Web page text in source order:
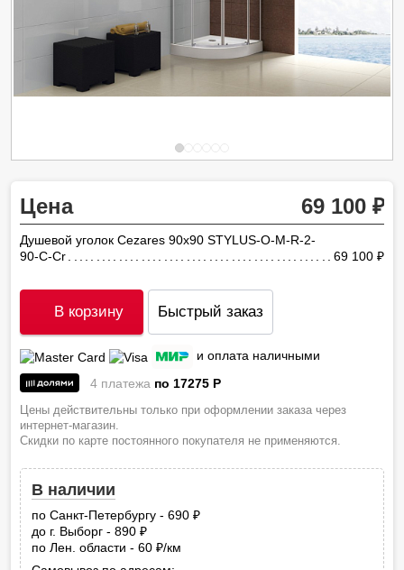
Цена 69 100
Душевой уголок Cezares 90х90 STYLUS-O-M-R-2-
90-C-Cr
69 100
В корзину Быстрый заказ
и оплата наличными
4 платежа по 17275 P
Цены действительны только при оформлении заказа через
интернет-магазин.
Скидки по карте постоянного покупателя не применяются.
В наличии
по Санкт-Петербургу - 690
до г. Выборг - 890
по Лен. области - 60
руб.
/км